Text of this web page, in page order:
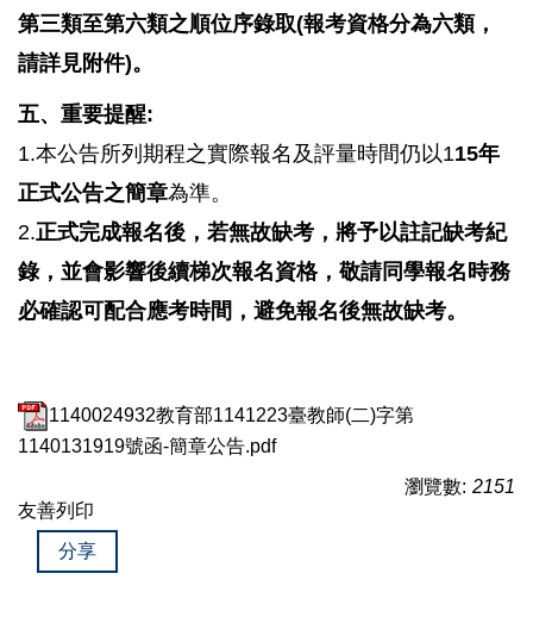
第三類至第六類之順位序錄取(報考資格分為六類，
請詳見附件)。
五、重要提醒:
1.本公告所列期程之實際報名及評量時間仍以115年
正式公告之簡章為準。
2.正式完成報名後，若無故缺考，將予以註記缺考紀
錄，並會影響後續梯次報名資格，敬請同學報名時務
必確認可配合應考時間，避免報名後無故缺考。
1140024932教育部1141223臺教師(二)字第
1140131919號函-簡章公告.pdf
瀏覽數: 2151
友善列印
分享